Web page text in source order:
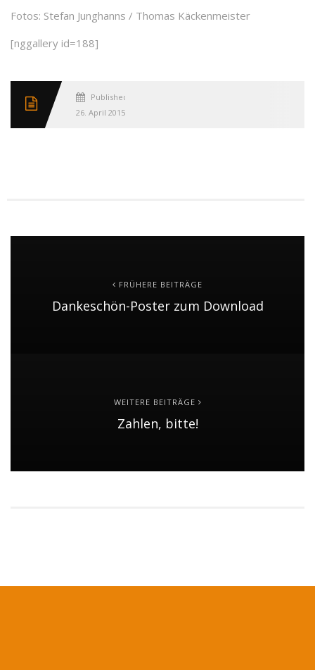
Fotos: Stefan Junghanns / Thomas Käckenmeister
[nggallery id=188]
Published
26. April 2015
FRÜHERE BEITRÄGE
Dankeschön-Poster zum Download
WEITERE BEITRÄGE
Zahlen, bitte!